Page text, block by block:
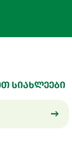
სიახლეები